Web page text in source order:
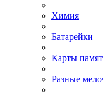
Химия
Батарейки
Карты
Разные